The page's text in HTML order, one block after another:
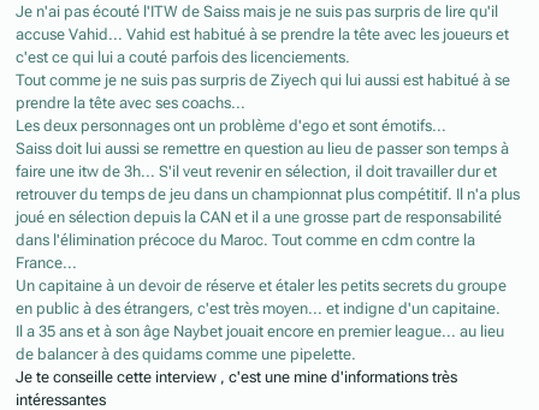
Je n'ai pas écouté l'ITW de Saiss mais je ne suis pas surpris de lire qu'il
accuse Vahid... Vahid est habitué à se prendre la tête avec les joueurs et
c'est ce qui lui a couté parfois des licenciements.
Tout comme je ne suis pas surpris de Ziyech qui lui aussi est habitué à se
prendre la tête avec ses coachs...
Les deux personnages ont un problème d'ego et sont émotifs...
Saiss doit lui aussi se remettre en question au lieu de passer son temps à
faire une itw de 3h... S'il veut revenir en sélection, il doit travailler dur et
retrouver du temps de jeu dans un championnat plus compétitif. Il n'a plus
joué en sélection depuis la CAN et il a une grosse part de responsabilité
dans l'élimination précoce du Maroc. Tout comme en cdm contre la
France...
Un capitaine à un devoir de réserve et étaler les petits secrets du groupe
en public à des étrangers, c'est très moyen... et indigne d'un capitaine.
Il a 35 ans et à son âge Naybet jouait encore en premier league... au lieu
de balancer à des quidams comme une pipelette.
Je te conseille cette interview , c'est une mine d'informations très
intéressantes